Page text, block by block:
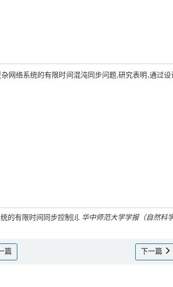
网络系统的有限时间混沌同步问题,研究表明,通过
的有限时间同步控制[J]. 华中师范大学学报（自然科学
篇 下一篇